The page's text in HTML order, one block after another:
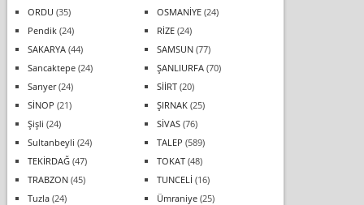
ORDU (35) OSMANİYE(24)
Pendik(24) RİZE(24)
SAKARYA(44) SAMSUN(77)
Sancaktepe(24) ŞANLIURFA(70)
Sarıyer(24) SİİRT(20)
SİNOP (21) ŞIRNAK(25)
Şişli (24) SİVAS(76)
Sultanbeyli (24) TALEP (589)
TEKİRDAĞ(47) TOKAT(48)
TRABZON(45) TUNCELİ (16)
Tuzla(24) Ümraniye(25)